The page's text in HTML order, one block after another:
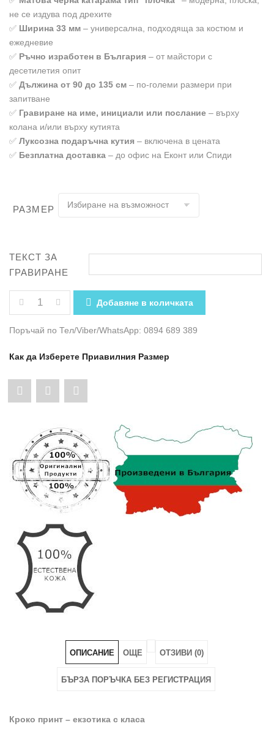
не се издува под дрехите
✅ Ширина 33 мм – универсална, подходяща за костюм и
ежедневие
✅ Ръчно изработен в България – от майстори с
десетилетия опит
✅ Дължина от 90 до 135 см – по-големи размери при
запитване
✅ Гравиране на име, инициали или послание – върху
колана и/или върху кутията
✅ Луксозна подаръчна кутия – включена в цената
✅ Безплатна доставка – до офис на Еконт или Спиди
РАЗМЕР
ТЕКСТ ЗА
ГРАВИРАНЕ
КОЛИЧЕСТВО ЗА ЧЕРЕН МЪЖКИ КОЛАН КРОКО –
Добавяне в количката
Поръчай по Тел/Viber/WhatsApp: 0894 689 389
Как да Изберете Приавилния Размер
Share
Мъжки
Колан
Кроко
Матова
Плочка,
33
мм"
Pin
Мъжки
Колан
Кроко
–
Матова
Плочка,
33
Pinterest
Share
Мъжки
Колан
Кроко
–
Матова
Плочка,
33
мм"
LinkedIn
ОПИСАНИЕ ОЩЕ ОТЗИВИ (0)
БЪРЗА ПОРЪЧКА БЕЗ РЕГИСТРАЦИЯ
Кроко принт – екзотика с класа